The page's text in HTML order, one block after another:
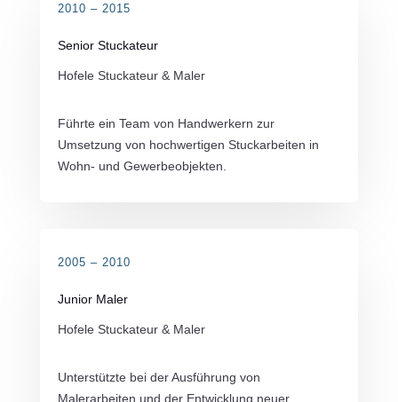
2010 – 2015
Senior Stuckateur
Hofele Stuckateur & Maler
Führte ein Team von Handwerkern zur
Umsetzung von hochwertigen Stuckarbeiten in
Wohn- und Gewerbeobjekten.
2005 – 2010
Junior Maler
Hofele Stuckateur & Maler
Unterstützte bei der Ausführung von
Malerarbeiten und der Entwicklung neuer